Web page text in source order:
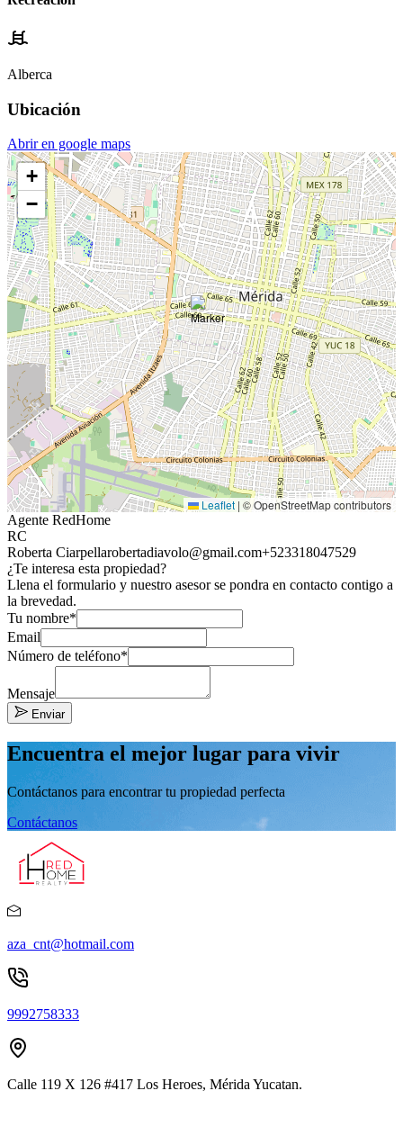
Alberca
Ubicación
Abrir en google maps
+
−
Leaflet |© OpenStreetMap contributors
Agente RedHome
RC
Roberta Ciarpellarobertadiavolo@gmail.com+523318047529
¿Te interesa esta propiedad?
Llena el formulario y nuestro asesor se pondra en contacto contigo a
la brevedad.
Tu nombre*
Email
Número de teléfono*
Mensaje
Enviar
Encuentra el mejor lugar para vivir
Contáctanos para encontrar tu propiedad perfecta
Contáctanos
aza_cnt@hotmail.com
9992758333
Calle 119 X 126 #417 Los Heroes, Mérida Yucatan.